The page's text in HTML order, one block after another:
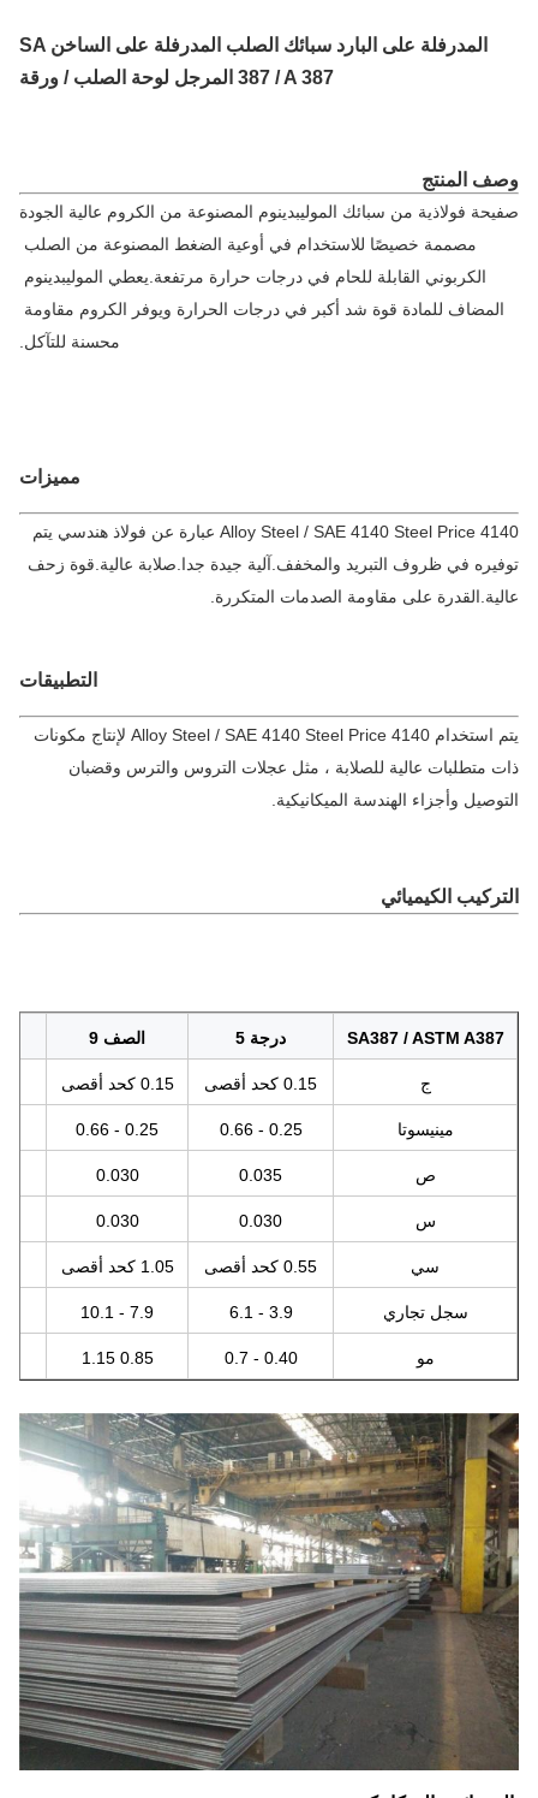
المدرفلة على البارد سبائك الصلب المدرفلة على الساخن SA
387 / A 387 المرجل لوحة الصلب / ورقة
المنتج
صفيحة فولاذية من سبائك الموليبدينوم المصنوعة من الكروم عالية الجودة
مصممة خصيصًا للاستخدام في أوعية الضغط المصنوعة من الصلب
الكربوني القابلة للحام في درجات حرارة مرتفعة.يعطي الموليبدينوم
المضاف للمادة قوة شد أكبر في درجات الحرارة ويوفر الكروم مقاومة
محسنة للتآكل.
مميزات
4140 Alloy Steel / SAE 4140 Steel Price عبارة عن فولاذ هندسي يتم
في ظروف التبريد والمخفف.آلية جيدة جدا.صلابة عالية.قوة زحف
على مقاومة الصدمات المتكررة.
التطبيقات
يتم استخدام 4140 Alloy Steel / SAE 4140 Steel Price لإنتاج مكونات
متطلبات عالية للصلابة ، مثل عجلات التروس والترس وقضبان
وأجزاء الهندسة الميكانيكية.
الكيميائي
SA387 / ASTM درجة 5 الصف 9
0.15 كحد أقصى
مينيسوتا
0.035
0.030
0.030
0.030
1.05 كحد أقصى
سجل تجاري